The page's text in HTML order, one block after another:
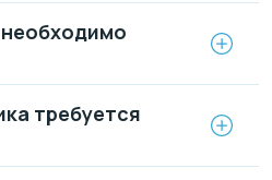
требуется